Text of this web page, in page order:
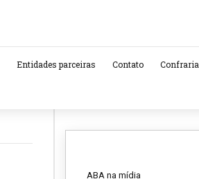
Entidades parceiras Contato Confraria
ABA na mídia